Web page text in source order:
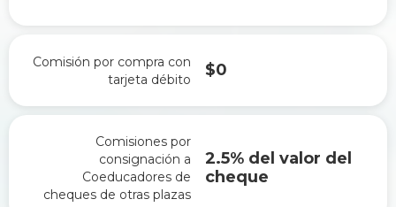
Comisión por compra con
tarjeta débito
$0
Comisiones por
consignación a
Coeducadores de
cheques de otras plazas
2.5% del valor del
cheque